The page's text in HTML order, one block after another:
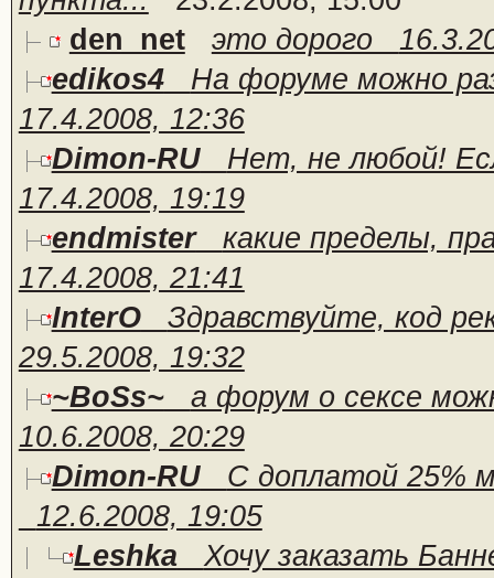
den_net
это дорого
edikos4
На форуме можно
17.4.2008, 12:36
Dimon-RU
Нет, не любой!
17.4.2008, 19:19
endmister
какие пределы,
17.4.2008, 21:41
InterO
Здравствуйте, код
29.5.2008, 19:32
~BoSs~
а форум о сексе
10.6.2008, 20:29
Dimon-RU
С доплатой 25%
12.6.2008, 19:05
Leshka
Хочу заказать